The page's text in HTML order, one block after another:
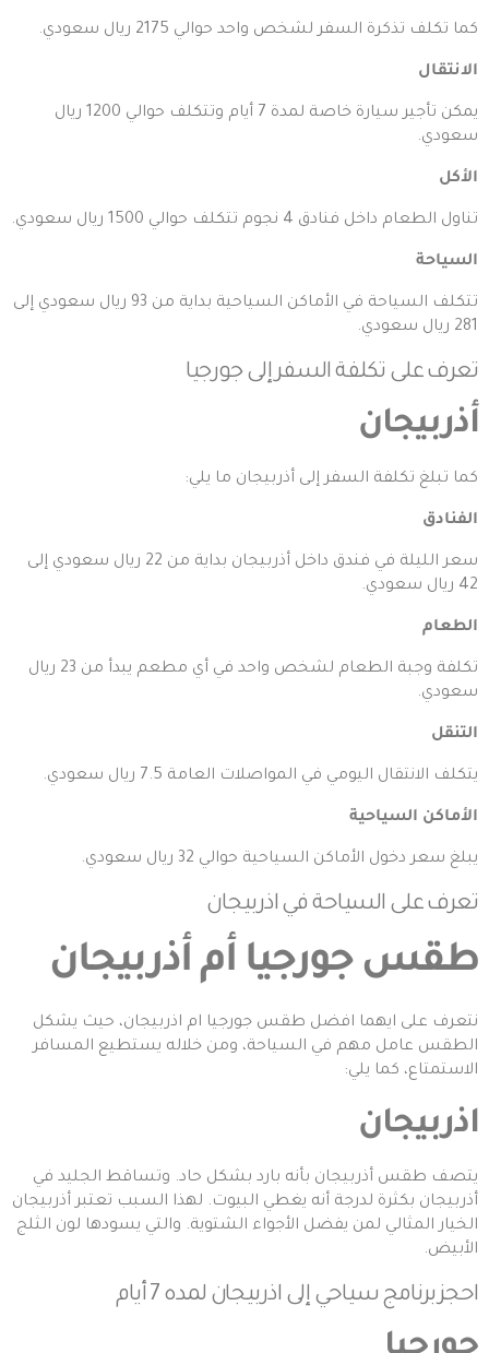
كما تكلف تذكرة السفر لشخص واحد حوالي 2175 ريال سعودي.
الانتقال
يمكن تأجير سيارة خاصة لمدة 7 أيام وتتكلف حوالي 1200 ريال
سعودي.
الأكل
تناول الطعام داخل فنادق 4 نجوم تتكلف حوالي 1500 ريال سعودي.
السياحة
تتكلف السياحة في الأماكن السياحية بداية من 93 ريال سعودي إلى
281 ريال سعودي.
تعرف على تكلفة السفر إلى جورجيا
أذربيجان
كما تبلغ تكلفة السفر إلى أذربيجان ما يلي:
الفنادق
سعر الليلة في فندق داخل أذربيجان
بداية من 22 ريال سعودي إلى
42 ريال سعودي.
الطعام
تكلفة وجبة الطعام لشخص واحد في أي مطعم يبدأ من 23 ريال
سعودي.
التنقل
يتكلف الانتقال اليومي في المواصلات العامة 7.5 ريال سعودي.
الأماكن السياحية
يبلغ سعر دخول الأماكن السياحية حوالي 32 ريال سعودي.
تعرف على السياحة في اذربيجان
طقس جورجيا أم أذربيجان
نتعرف على ايهما افضل طقس جورجيا ام اذربيجان، حيث يشكل
الطقس عامل مهم في السياحة، ومن خلاله يستطيع المسافر
الاستمتاع، كما يلي:
اذربيجان
يتصف طقس أذربيجان بأنه بارد بشكل حاد. وتساقط الجليد في
أذربيجان بكثرة لدرجة أنه يغطي البيوت. لهذا السبب تعتبر أذربيجان
الخيار المثالي لمن يفضل الأجواء الشتوية. والتي يسودها لون الثلج
الأبيض.
احجزبرنامج سياحي إلى اذربيجان لمده 7 أيام